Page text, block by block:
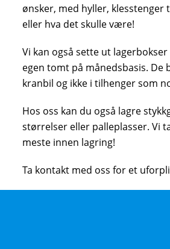
ønsker, med hyller, klesstenger
eller hva det skulle være!
Vi kan også sette ut
egen tomt på månedsbasis. De
kranbil og ikke i tilhenger som
Hos oss kan du også lagre
størrelser eller palleplasser. Vi
meste innen lagring!
Ta kontakt med oss for et